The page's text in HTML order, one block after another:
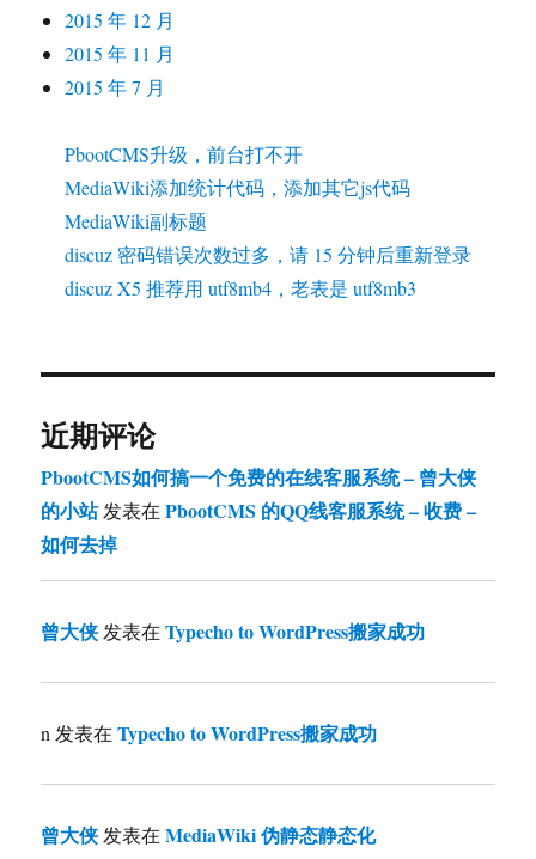
2015 年 12 月
2015 年 11 月
2015 年 7 月
PbootCMS升级，前台打不开
MediaWiki添加统计代码，添加其它js代码
MediaWiki副标题
discuz 密码错误次数过多，请 15 分钟后重新登录
discuz X5 推荐用 utf8mb4，老表是 utf8mb3
近期评论
PbootCMS如何搞一个免费的在线客服系统 – 曾大侠
的小站发表在PbootCMS 的QQ线客服系统 – 收费 –
如何去掉
曾大侠发表在Typecho to WordPress搬家成功
n 发表在Typecho to WordPress搬家成功
曾大侠发表在MediaWiki 伪静态静态化